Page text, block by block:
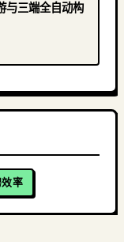
三端全自动构
率